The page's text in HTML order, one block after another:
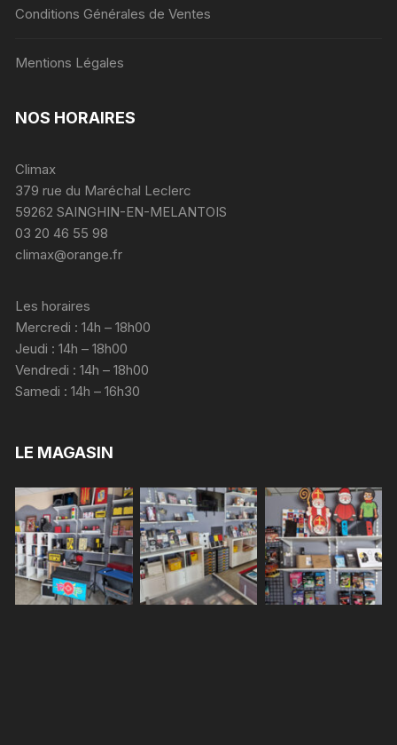
Conditions Générales de Ventes
Mentions Légales
NOS HORAIRES
Climax
379 rue du Maréchal Leclerc
59262 SAINGHIN-EN-MELANTOIS
03 20 46 55 98
climax@orange.fr
Les horaires
Mercredi : 14h – 18h00
Jeudi : 14h – 18h00
Vendredi : 14h – 18h00
Samedi : 14h – 16h30
LE MAGASIN